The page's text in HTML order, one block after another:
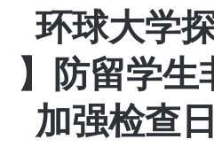
环球大学
】防留学生
加强检查